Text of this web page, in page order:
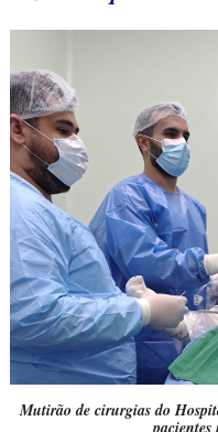
Mutirão de cirurgias do
pacientes